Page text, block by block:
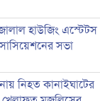
হাউজিং এস্টেটস
সভা
নিহত কানাইঘাটের